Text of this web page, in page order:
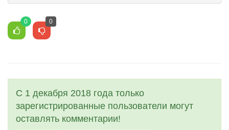
0 0
С 1 декабря 2018 года только
зарегистрированные пользователи могут
оставлять комментарии!